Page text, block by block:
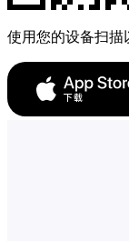
使用您的设备扫描